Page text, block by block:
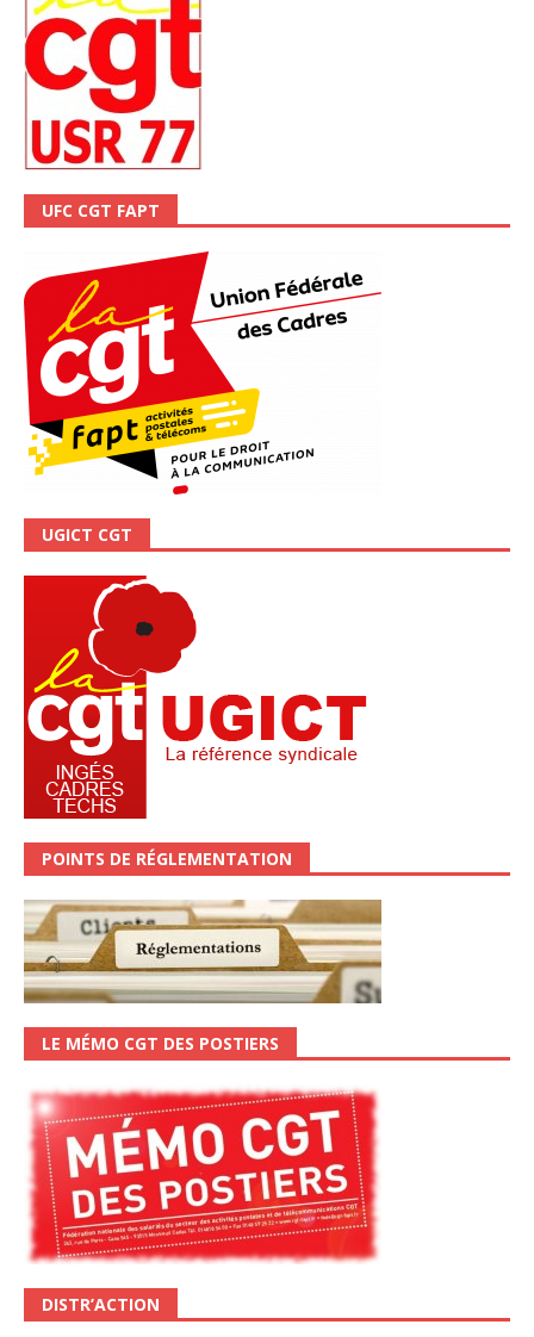
UFC CGT FAPT
UGICT CGT
POINTS DE RÉGLEMENTATION
LE MÉMO CGT DES POSTIERS
DISTR’ACTION